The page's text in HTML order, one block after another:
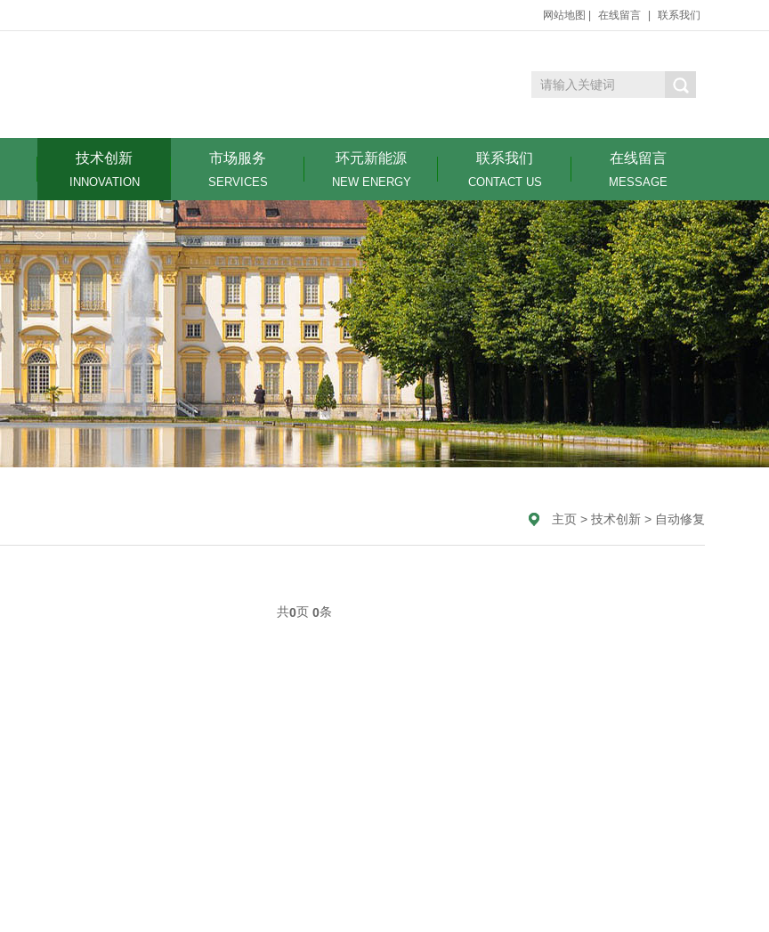
网站地图 在线留言 联系我们
技术创新
INNOVATION
市场服务
SERVICES
环元新能源
NEW ENERGY
联系我们
CONTACT US
在线留言
MESSAGE
主页 > 技术创新 > 自动修复
共0页 0条